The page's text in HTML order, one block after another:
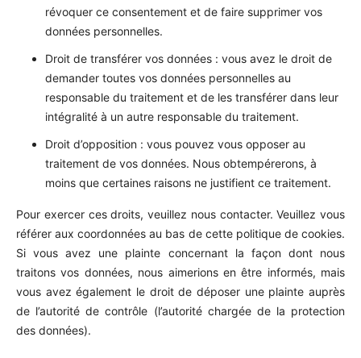
révoquer ce consentement et de faire supprimer vos
données personnelles.
Droit de transférer vos données : vous avez le droit de
demander toutes vos données personnelles au
responsable du traitement et de les transférer dans leur
intégralité à un autre responsable du traitement.
Droit d’opposition : vous pouvez vous opposer au
traitement de vos données. Nous obtempérerons, à
moins que certaines raisons ne justifient ce traitement.
Pour exercer ces droits, veuillez nous contacter. Veuillez vous
référer aux coordonnées au bas de cette politique de cookies.
Si vous avez une plainte concernant la façon dont nous
traitons vos données, nous aimerions en être informés, mais
vous avez également le droit de déposer une plainte auprès
de l’autorité de contrôle (l’autorité chargée de la protection
des données).